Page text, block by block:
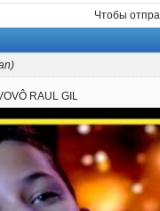
Чтобы
RAUL GIL